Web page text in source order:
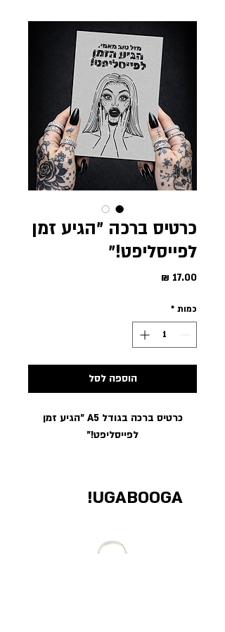
כרטיס ברכה ״הגיע זמן
לפייסליפט!״
כמות *
הוספה לסל
כרטיס ברכה בגודל A5 ״הגיע זמן
לפייסליפט!״
UGABOOGA!